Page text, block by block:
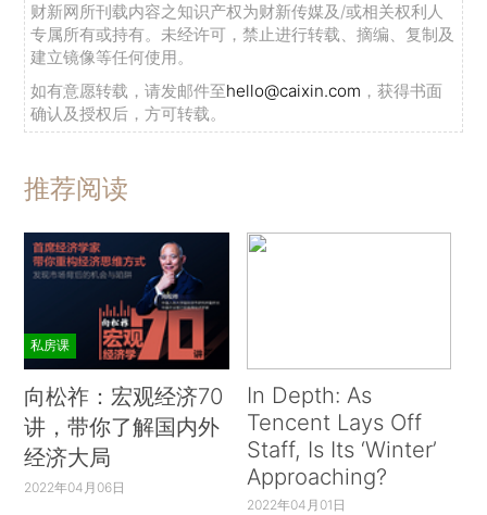
财新网所刊载内容之知识产权为财新传媒及/或相关权利人
专属所有或持有。未经许可，禁止进行转载、摘编、复制及
建立镜像等任何使用。
如有意愿转载，请发邮件至hello@caixin.com ，获得书面
确认及授权后，方可转载。
推荐阅读
私房课
向松祚：宏观经济70
讲，带你了解国内外
经济大局
2022年04月06日
In Depth: As
Tencent Lays Off
Staff, Is Its ‘Winter’
Approaching?
2022年04月01日